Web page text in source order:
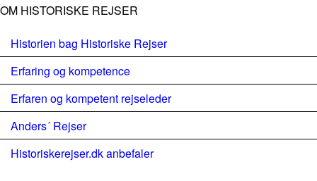
OM HISTORISKE REJSER
Historien bag Historiske Rejser
Erfaring og kompetence
Erfaren og kompetent rejseleder
Anders´ Rejser
Historiskerejser.dk anbefaler